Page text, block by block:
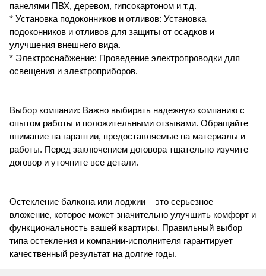
панелями ПВХ, деревом, гипсокартоном и т.д.
* Установка подоконников и отливов: Установка
подоконников и отливов для защиты от осадков и
улучшения внешнего вида.
* Электроснабжение: Проведение электропроводки для
освещения и электроприборов.
Выбор компании: Важно выбирать надежную компанию с
опытом работы и положительными отзывами. Обращайте
внимание на гарантии, предоставляемые на материалы и
работы. Перед заключением договора тщательно изучите
договор и уточните все детали.
Остекление балкона или лоджии – это серьезное
вложение, которое может значительно улучшить комфорт и
функциональность вашей квартиры. Правильный выбор
типа остекления и компании-исполнителя гарантирует
качественный результат на долгие годы.